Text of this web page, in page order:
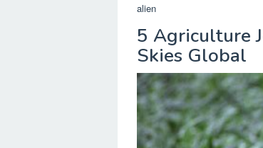
alien
5 Agriculture
Skies Global